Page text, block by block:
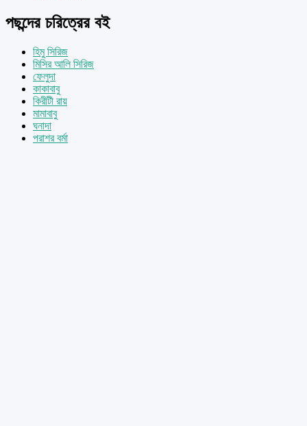
পছন্দের চরিত্রের বই
হিমু সিরিজ
মিসির আলি সিরিজ
ফেলুদা
কাকাবাবু
কিরীটী রায়
মামাবাবু
ঘনাদা
পরাশর বর্মা